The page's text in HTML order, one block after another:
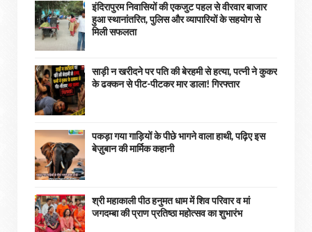
इंदिरापुरम निवासियों की एकजुट पहल से वीरवार बाजार
हुआ स्थानांतरित, पुलिस और व्यापारियों के सहयोग से
मिली सफलता
साड़ी न खरीदने पर पति की बेरहमी से हत्या, पत्नी ने कुकर
के ढक्कन से पीट-पीटकर मार डाला! गिरफ्तार
पकड़ा गया गाड़ियों के पीछे भागने वाला हाथी, पढ़िए इस
बेज़ुबान की मार्मिक कहानी
श्री महाकाली पीठ हनुमत धाम में शिव परिवार व मां
जगदम्बा की प्राण प्रतिष्ठा महोत्सव का शुभारंभ